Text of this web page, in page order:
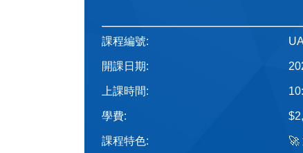
課程編號:
開課日期:
上課時間:
學費:
課程特色: 🚀